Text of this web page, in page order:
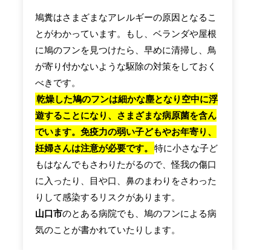
鳩糞はさまざまなアレルギーの原因となるこ
とがわかっています。もし、ベランダや屋根
に鳩のフンを見つけたら、早めに清掃し、鳥
が寄り付かないような駆除の対策をしておく
べきです。
乾燥した鳩のフンは細かな塵となり空中に浮
遊することになり、さまざまな病原菌を含ん
でいます。免疫力の弱い子どもやお年寄り、
妊婦さんは注意が必要です。
特に小さな子ど
もはなんでもさわりたがるので、怪我の傷口
に入ったり、目や口、鼻のまわりをさわった
りして感染するリスクがあります。
山口市のとある病院でも、鳩のフンによる病
気のことが書かれていたりします。